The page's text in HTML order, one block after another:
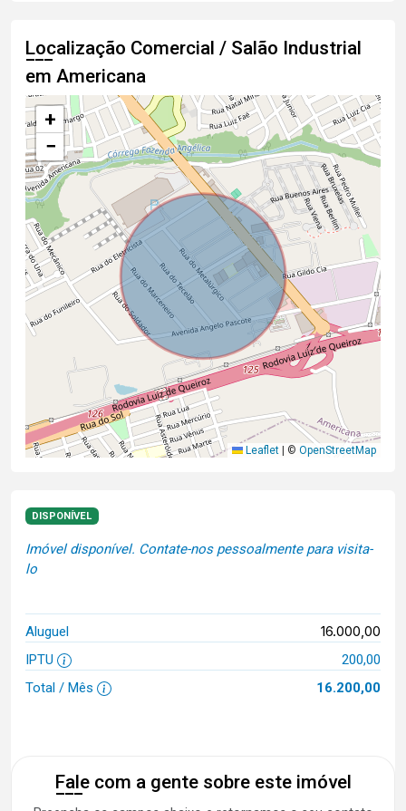
Localização Comercial / Salão Industrial
em Americana
+
−
Leaflet © OpenStreetMap
DISPONÍVEL
Imóvel disponível. Contate-nos pessoalmente para visita-
lo
Aluguel 16.000,00
IPTU
200,00
Total / Mês
16.200,00
Fale com a gente sobre este imóvel